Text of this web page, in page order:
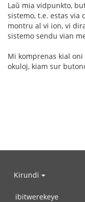
Laŭ mia vidpunkto,
sistemo, t.e. estas via
montru al vi ion, vi
sistemo sendu vian
Mi komprenas kial
okuloj, kiam sur
Kirundi
ibitwerekeye